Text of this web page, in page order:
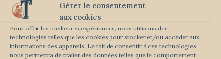
Gérer le consentement
aux cookies
Pour offrir les meilleures expériences, nous utilisons des
technologies telles que les cookies pour stocker et/ou accéder aux
informations des appareils. Le fait de consentir à ces technologies
nous permettra de traiter des données telles que le comportement